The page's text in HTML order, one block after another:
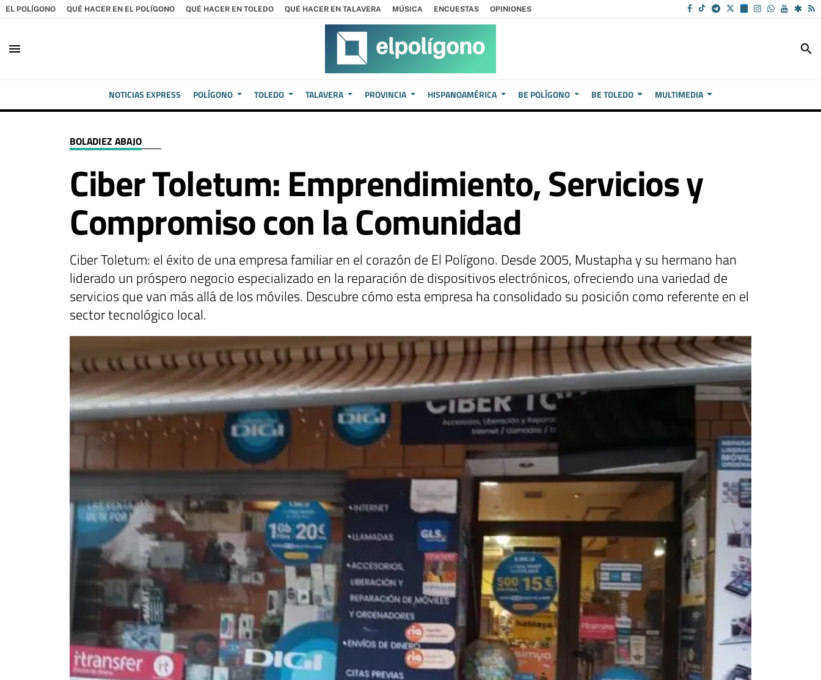
EL POLÍGONO QUÉ HACER EN EL POLÍGONO QUÉ HACER EN TOLEDO QUÉ HACER EN TALAVERA MÚSICA ENCUESTAS OPINIONES
menu search
NOTICIAS EXPRESS POLÍGONO TOLEDO TALAVERA PROVINCIA HISPANOAMÉRICA BE POLÍGONO BE TOLEDO MULTIMEDIA
BOLADIEZ ABAJO
Ciber Toletum: Emprendimiento, Servicios y
Compromiso con la Comunidad
Ciber Toletum: el éxito de una empresa familiar en el corazón de El Polígono. Desde 2005, Mustapha y su hermano han
liderado un próspero negocio especializado en la reparación de dispositivos electrónicos, ofreciendo una variedad de
servicios que van más allá de los móviles. Descubre cómo esta empresa ha consolidado su posición como referente en el
sector tecnológico local.